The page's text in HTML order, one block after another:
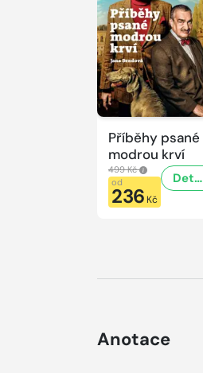
Příběhy psané
modrou krví
499 Kč
od
236 Kč
Detail
Anotace